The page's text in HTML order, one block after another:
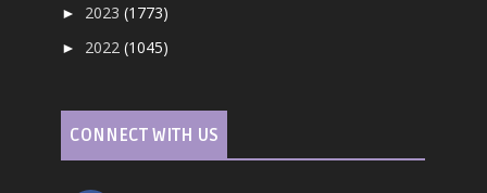
► 2023(1773)
► 2022(1045)
CONNECT WITH US